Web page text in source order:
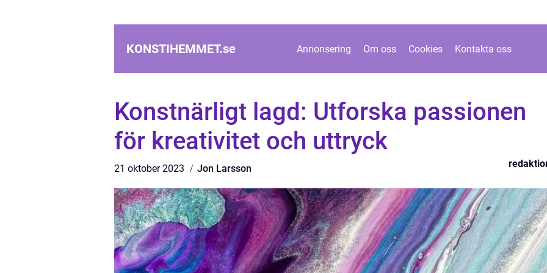
KONSTIHEMMET.se Annonsering Om oss Cookies Kontakta oss
Konstnärligt lagd: Utforska passionen
för kreativitet och uttryck
21 oktober 2023 Jon Larsson